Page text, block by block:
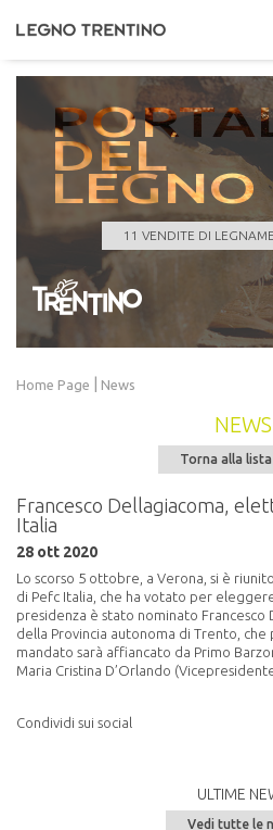
DEL
LEGNO
11 VENDITE DI
COMUNE DI
Quantità
Data scadenza
25/
Home Page News
NEWS
Torna alla lista
Francesco Dellagiacoma,
Italia
28 ott 2020
Lo scorso 5 ottobre, a Verona, si è
di Pefc Italia, che ha votato per
presidenza è stato nominato
della Provincia autonoma di Trento, che
mandato sarà affiancato da Primo
Maria Cristina D’Orlando
Condividi sui social
ULTIME
Vedi tutte le